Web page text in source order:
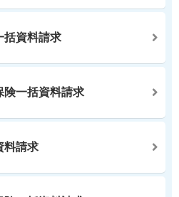
括資料請求
険一括資料請求
料請求